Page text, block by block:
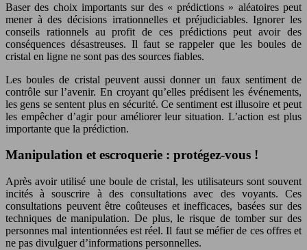
Baser des choix importants sur des « prédictions » aléatoires peut
mener à des décisions irrationnelles et préjudiciables. Ignorer les
conseils rationnels au profit de ces prédictions peut avoir des
conséquences désastreuses. Il faut se rappeler que les boules de
cristal en ligne ne sont pas des sources fiables.
Les boules de cristal peuvent aussi donner un faux sentiment de
contrôle sur l’avenir. En croyant qu’elles prédisent les événements,
les gens se sentent plus en sécurité. Ce sentiment est illusoire et peut
les empêcher d’agir pour améliorer leur situation. L’action est plus
importante que la prédiction.
Manipulation et escroquerie : protégez-vous !
Après avoir utilisé une boule de cristal, les utilisateurs sont souvent
incités à souscrire à des consultations avec des voyants. Ces
consultations peuvent être coûteuses et inefficaces, basées sur des
techniques de manipulation. De plus, le risque de tomber sur des
personnes mal intentionnées est réel. Il faut se méfier de ces offres et
ne pas divulguer d’informations personnelles.